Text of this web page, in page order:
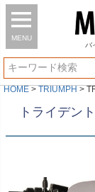
MENU
バ
HOME TRIUMPH
トライデン